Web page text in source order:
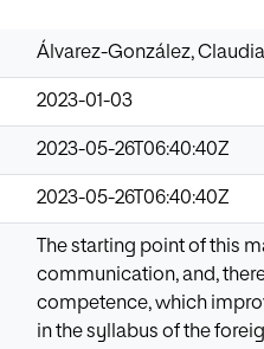
Álvarez-González, Claudia
2023-01-03
2023-05-26T06:40:40Z
2023-05-26T06:40:40Z
The starting point of this
communication, and,
competence, which
in the syllabus of the